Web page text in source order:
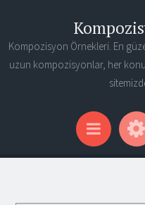
Kompozisyon Örnekleri. En
uzun kompozisyonlar, her
Menu